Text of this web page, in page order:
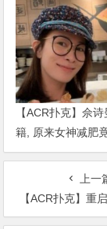
【ACR扑克】佘
籍, 原来女神减肥
上一
【ACR扑克】重启之极海听雷汪家首领扮演者,